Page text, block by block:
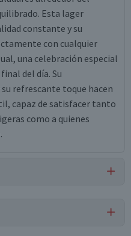
Esta lager
constante y su
con cualquier
una celebración especial
del día. Su
refrescante toque hacen
capaz de satisfacer tanto
como a quienes